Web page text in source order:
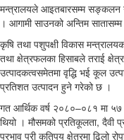
मन्त्रालयले आइतबारसम्म सङ्कलन
। आगामी साउनको अन्तिम
कृषि तथा पशुपक्षी विकास
तथा क्षेत्रफलका हिसाबले तराई
उत्पादकत्वसमेतमा वृद्धि भई कूल
प्रतिशत उत्पादन हुने गरेको छ ।
गत आर्थिक वर्ष २०८०–०८१ मा
थियो । मौसमको प्रतिकूलता, दैवी
प्रभाव परी कतिपय क्षेत्रमा ढिलो